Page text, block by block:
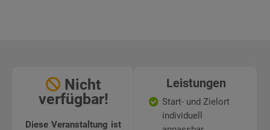
Nicht
verfügbar!
Diese Veranstaltung ist
Leistungen
Start- und Zielort
individuell